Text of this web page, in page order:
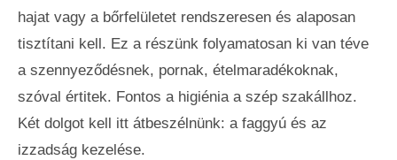
hajat vagy a bőrfelületet rendszeresen és alaposan
tisztítani kell. Ez a részünk folyamatosan ki van téve
a szennyeződésnek, pornak, ételmaradékoknak,
szóval értitek. Fontos a higiénia a szép szakállhoz.
Két dolgot kell itt átbeszélnünk: a faggyú és az
izzadság kezelése.